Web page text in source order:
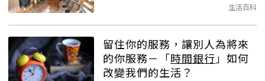
生活百科
留住你的服務，讓別人為將來
的你服務－「時間銀行 」如何
改變我們的生活？